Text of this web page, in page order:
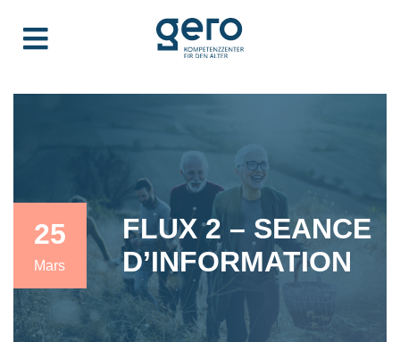
25
Mars
FLUX 2 – SEANCE
D’INFORMATION